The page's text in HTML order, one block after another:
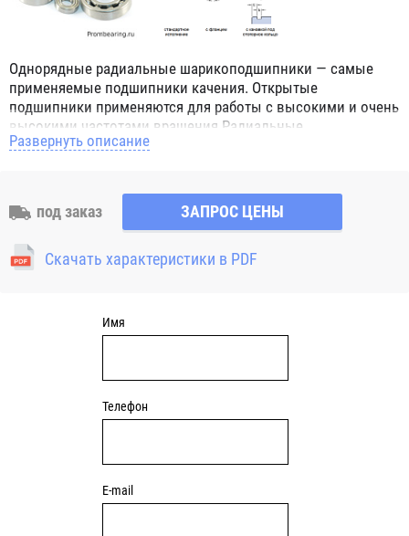
Однорядные радиальные шарикоподшипники — самые
применяемые подшипники качения. Открытые
подшипники применяются для работы с высокими и очень
высокими частотами вращения.Радиальные
шарикоподшипники обозначением 2Z ZZ с обеих сторон
обозначением 2RS 2RS1 2RSH 2RSR имеют с обеих сторон
контактные уплотнения из бутадиен-нитрильного каучука
(NBR) и пригодны для средних частот вращения. Также
поставляются подшипники с бесконтактными
Развернуть описание
под заказ ЗАПРОС ЦЕНЫ
Скачать характеристики в PDF
Имя
Телефон
E-mail